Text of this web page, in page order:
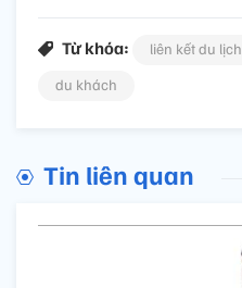
Từ khóa: liên kết du lịch
du khách
Tin liên quan